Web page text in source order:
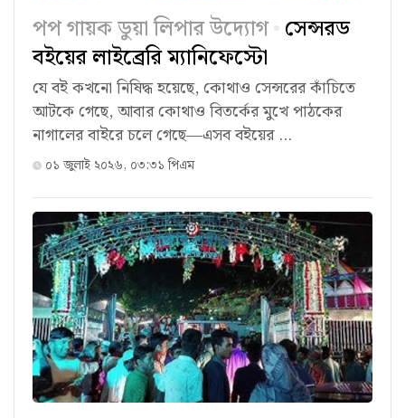
পপ গায়ক ডুয়া লিপার উদ্যোগ সেন্সরড
বইয়ের লাইব্রেরি ম্যানিফেস্টো
যে বই কখনো নিষিদ্ধ হয়েছে, কোথাও সেন্সরের কাঁচিতে
আটকে গেছে, আবার কোথাও বিতর্কের মুখে পাঠকের
নাগালের বাইরে চলে গেছে—এসব বইয়ের ...
০১ জুলাই ২০২৬, ০৩:৩১ পিএম